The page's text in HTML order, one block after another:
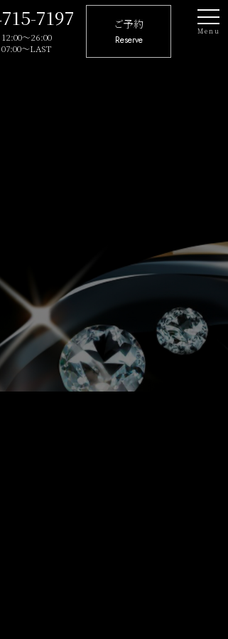
7197
～26:00
～LAST
ご予約
Reserve
Menu